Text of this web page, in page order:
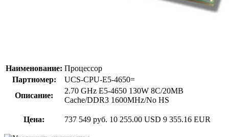
Наименование: Процессор
Партномер:
UCS-CPU-E5-4650=
Описание:
2.70 GHz E5-4650 130W 8C/20MB
Cache/DDR3 1600MHz/No HS
Цена: 737 549 руб. 10 255.00 USD 9 355.16 EUR